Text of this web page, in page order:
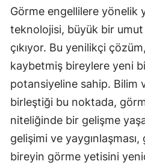
Görme engellilere yönelik
teknolojisi, büyük bir umut
çıkıyor. Bu yenilikçi
kaybetmiş bireylere yeni
potansiyeline sahip. Bilim
birleştiği bu noktada,
niteliğinde bir gelişme
gelişimi ve
bireyin görme yetisini